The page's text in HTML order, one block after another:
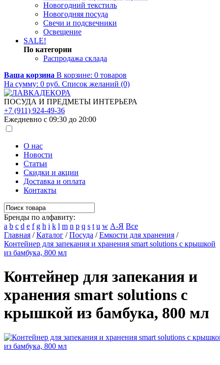
Новогодний текстиль
Новогодняя посуда
Свечи и подсвечники
Освещение
SALE!
По категории
Распродажа склада
Ваша корзина В корзине: 0 товаров
На сумму: 0 руб. Список желаний (0)
ПОСУДА И ПРЕДМЕТЫ ИНТЕРЬЕРА
+7 (911) 924-49-36
Ежедневно с 09:30 до 20:00
О нас
Новости
Статьи
Скидки и акции
Доставка и оплата
Контакты
Бренды по алфавиту:
a b c d e f g h i k l m n p q s t u w А-Я Все
Главная /Каталог /Посуда /Емкости для хранения /
Контейнер для запекания и хранения smart solutions с крышкой
из бамбука, 800 мл
Контейнер для запекания и
хранения smart solutions с
крышкой из бамбука, 800 мл